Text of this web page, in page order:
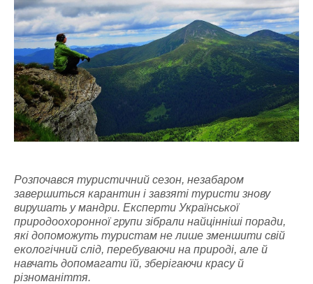
Розпочався туристичний сезон, незабаром
завершиться карантин і завзяті туристи знову
вирушать у мандри. Експерти Української
природоохоронної групи зібрали найцінніші поради,
які допоможуть туристам не лише зменшити свій
екологічний слід, перебуваючи на природі, але й
навчать допомагати їй, зберігаючи красу й
різноманіття.